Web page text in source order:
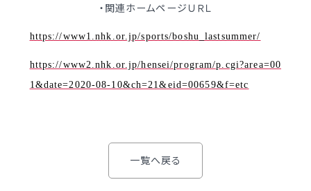
各種書類ダウンロード
学校案内
新着情報
各種書類
・関連ホームページＵＲＬ
https://www1.nhk.or.jp/sports/boshu_lastsummer/
https://www2.nhk.or.jp/hensei/program/p.cgi?area=00
1&date=2020-08-10&ch=21&eid=00659&f=etc
一覧へ戻る